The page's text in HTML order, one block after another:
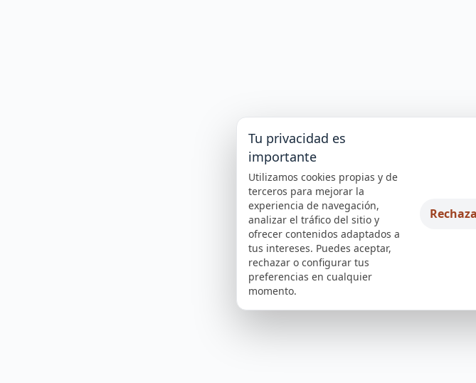
Tu privacidad es
importante
Utilizamos cookies propias y de
terceros para mejorar la
experiencia de navegación,
analizar el tráfico del sitio y
ofrecer contenidos adaptados a
tus intereses. Puedes aceptar,
rechazar o configurar tus
preferencias en cualquier
momento.